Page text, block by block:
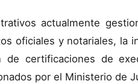
actualmente
oficiales y notariales, la
certificaciones de
por el Ministerio de